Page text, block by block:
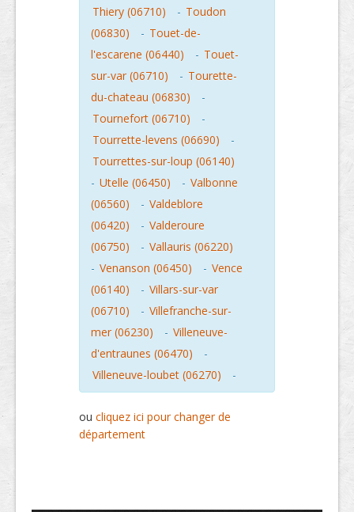
Thiery (06710)
- Toudon
(06830)
- Touet-de-
l'escarene (06440)
- Touet-
sur-var (06710)
- Tourette-
du-chateau (06830)
-
Tournefort (06710)
-
Tourrette-levens (06690)
-
Tourrettes-sur-loup (06140)
- Utelle (06450) - Valbonne
(06560)
- Valdeblore
(06420)
- Valderoure
(06750)
- Vallauris (06220)
- Venanson (06450) - Vence
(06140)
- Villars-sur-var
(06710)
- Villefranche-sur-
mer (06230)
- Villeneuve-
d'entraunes (06470)
-
Villeneuve-loubet (06270)
-
ou cliquez ici pour changer de
département